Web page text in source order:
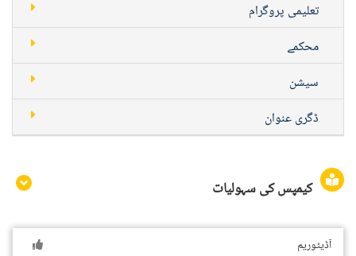
تعلیمی پروگرام
محکمے
سیشن
ڈگری عنوان
کیمپس کی سہولیات
آڈیٹوریم